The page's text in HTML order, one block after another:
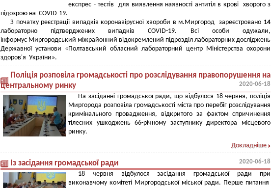
експрес - тестів для виявлення наявності антитіл в крові хворого з
підозрою на COVID-19.
З початку реєстрації випадків коронавірусної хвороби в м.Миргород зареєстровано 14
лабораторно підтверджених випадків COVID-19. Всі особи одужали,
інформує Миргородський міжрайонний відокремлений підрозділ лабораторних досліджень
Державної установи «Полтавський обласний лабораторний центр Міністерства охорони
здоров'я України».
Поліція розповіла громадськості про розслідування правопорушення на
центральному ринку
2020-06-18
На засіданні громадської ради, що відбулося 18 червня, поліція
Миргорода розповіла громадськості міста про перебіг розслідування
кримінального провадження, відкритого за фактом спричинення
тілесних ушкоджень 66-річному заступнику директора місцевого
ринку.
Докладніше
Із засідання громадської ради 2020-06-18
18 червня відбулося засідання громадської ради при
виконавчому комітеті Миргородської міської ради. Перше питання